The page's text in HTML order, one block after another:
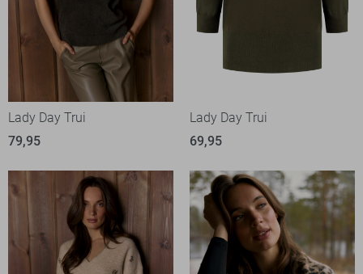
Lady Day Trui
79,95
Lady Day Trui
69,95